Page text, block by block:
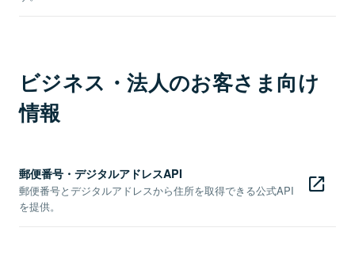
ビジネス・法人のお客さま向け
情報
郵便番号・デジタルアドレスAPI
郵便番号とデジタルアドレスから住所を取得できる公式API
を提供。